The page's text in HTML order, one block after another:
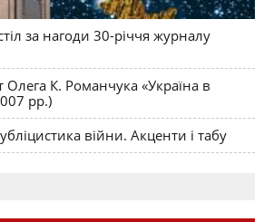
за нагоди 30-річчя журналу
Олега К. Романчука «Україна в
рр.)
війни. Акценти і табу